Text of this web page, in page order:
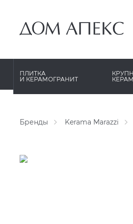
ПЛИТКА
И КЕРАМОГРАНИТ
PORCELANOSA
УРАЛЬСКИЙ ГРАНИТ XXL
Бренды Kerama Marazzi